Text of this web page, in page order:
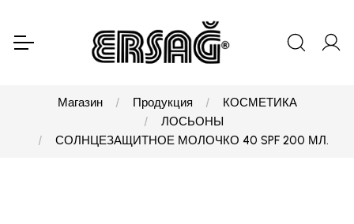
Магазин Продукция
КОСМЕТИКА
ЛОСЬОНЫ
СОЛНЦЕЗАЩИТНОЕ МОЛОЧКО 40 SPF 200 МЛ.